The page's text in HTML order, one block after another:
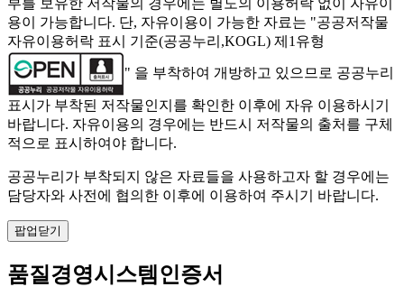
부를 보유한 저작물의 경우에는 별도의 이용허락 없이 자유이
용이 가능합니다. 단, 자유이용이 가능한 자료는 "공공저작물
자유이용허락 표시 기준(공공누리,KOGL) 제1유형
" 을 부착하여 개방하고 있으므로 공공누리
표시가 부착된 저작물인지를 확인한 이후에 자유 이용하시기
바랍니다. 자유이용의 경우에는 반드시 저작물의 출처를 구체
적으로 표시하여야 합니다.
공공누리가 부착되지 않은 자료들을 사용하고자 할 경우에는
담당자와 사전에 협의한 이후에 이용하여 주시기 바랍니다.
팝업닫기
품질경영시스템인증서